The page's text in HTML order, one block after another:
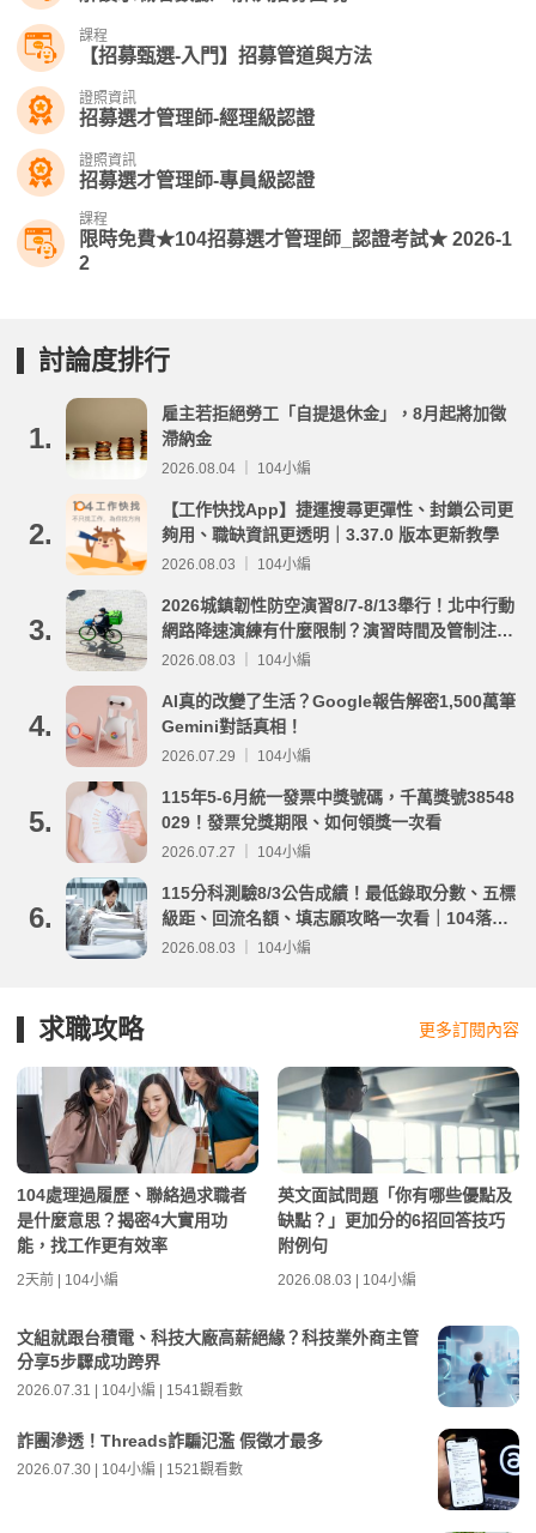
課程
【招募甄選-入門】招募管道與方法
證照資訊
招募選才管理師-經理級認證
證照資訊
招募選才管理師-專員級認證
課程
限時免費★104招募選才管理師_認證考試★ 2026-1
2
討論度排行
1.
雇主若拒絕勞工「自提退休金」，8月起將加徵
滯納金
2026.08.04 ｜ 104小編
2.
【工作快找App】捷運搜尋更彈性、封鎖公司更
夠用、職缺資訊更透明｜3.37.0 版本更新教學
2026.08.03 ｜ 104小編
3.
2026城鎮韌性防空演習8/7-8/13舉行！北中行動
網路降速演練有什麼限制？演習時間及管制注意
事項整理
2026.08.03 ｜ 104小編
4.
AI真的改變了生活？Google報告解密1,500萬筆
Gemini對話真相！
2026.07.29 ｜ 104小編
5.
115年5-6月統一發票中獎號碼，千萬獎號38548
029！發票兌獎期限、如何領獎一次看
2026.07.27 ｜ 104小編
6.
115分科測驗8/3公告成績！最低錄取分數、五標
級距、回流名額、填志願攻略一次看｜104落點
分析
2026.08.03 ｜ 104小編
求職攻略 更多訂閱內容
104處理過履歷、聯絡過求職者
是什麼意思？揭密4大實用功
能，找工作更有效率
2天前 | 104小編
英文面試問題「你有哪些優點及
缺點？」更加分的6招回答技巧
附例句
2026.08.03 | 104小編
文組就跟台積電、科技大廠高薪絕緣？科技業外商主管
分享5步驟成功跨界
2026.07.31 | 104小編 | 1541觀看數
詐團滲透！Threads詐騙氾濫 假徵才最多
2026.07.30 | 104小編 | 1521觀看數